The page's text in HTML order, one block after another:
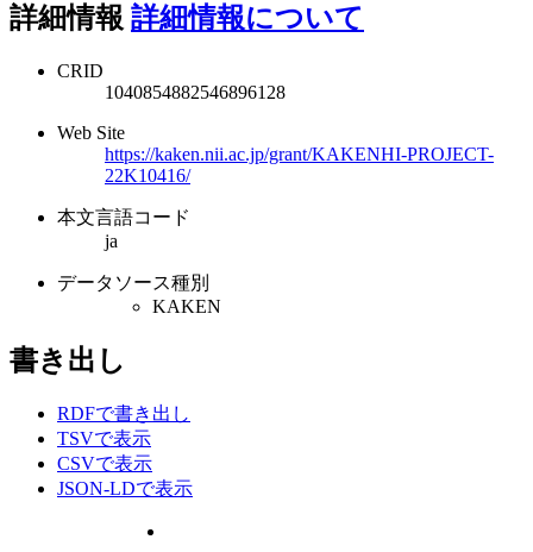
詳細情報 詳細情報について
CRID
1040854882546896128
Web Site
https://kaken.nii.ac.jp/grant/KAKENHI-PROJECT-
22K10416/
本文言語コード
ja
データソース種別
KAKEN
書き出し
RDFで書き出し
TSVで表示
CSVで表示
JSON-LDで表示